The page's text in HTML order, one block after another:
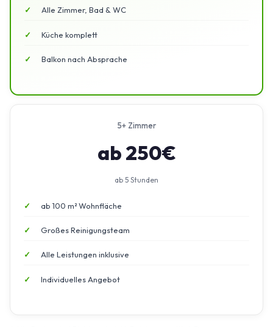
Alle Zimmer, Bad & WC
Küche komplett
Balkon nach Absprache
5+ Zimmer
ab 250€
ab 5 Stunden
ab 100 m² Wohnfläche
Großes Reinigungsteam
Alle Leistungen inklusive
Individuelles Angebot